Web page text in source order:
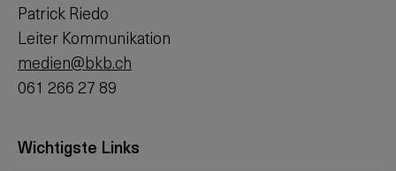
Patrick Riedo
Leiter Kommunikation
medien@bkb.ch
061 266 27 89
Wichtigste Links